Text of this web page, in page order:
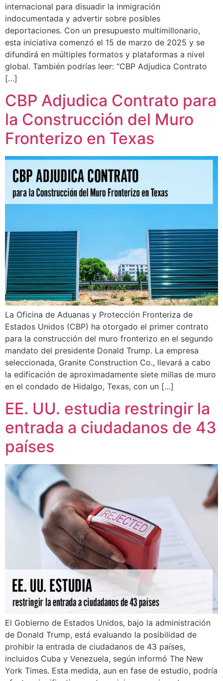
internacional para disuadir la inmigración
indocumentada y advertir sobre posibles
deportaciones. Con un presupuesto multimillonario,
esta iniciativa comenzó el 15 de marzo de 2025 y se
difundirá en múltiples formatos y plataformas a nivel
global. También podrías leer: “CBP Adjudica Contrato
[…]
CBP Adjudica Contrato para
la Construcción del Muro
Fronterizo en Texas
La Oficina de Aduanas y Protección Fronteriza de
Estados Unidos (CBP) ha otorgado el primer contrato
para la construcción del muro fronterizo en el segundo
mandato del presidente Donald Trump. La empresa
seleccionada, Granite Construction Co., llevará a cabo
la edificación de aproximadamente siete millas de muro
en el condado de Hidalgo, Texas, con un […]
EE. UU. estudia restringir la
entrada a ciudadanos de 43
países
El Gobierno de Estados Unidos, bajo la administración
de Donald Trump, está evaluando la posibilidad de
prohibir la entrada de ciudadanos de 43 países,
incluidos Cuba y Venezuela, según informó The New
York Times. Esta medida, aun en fase de estudio, podría